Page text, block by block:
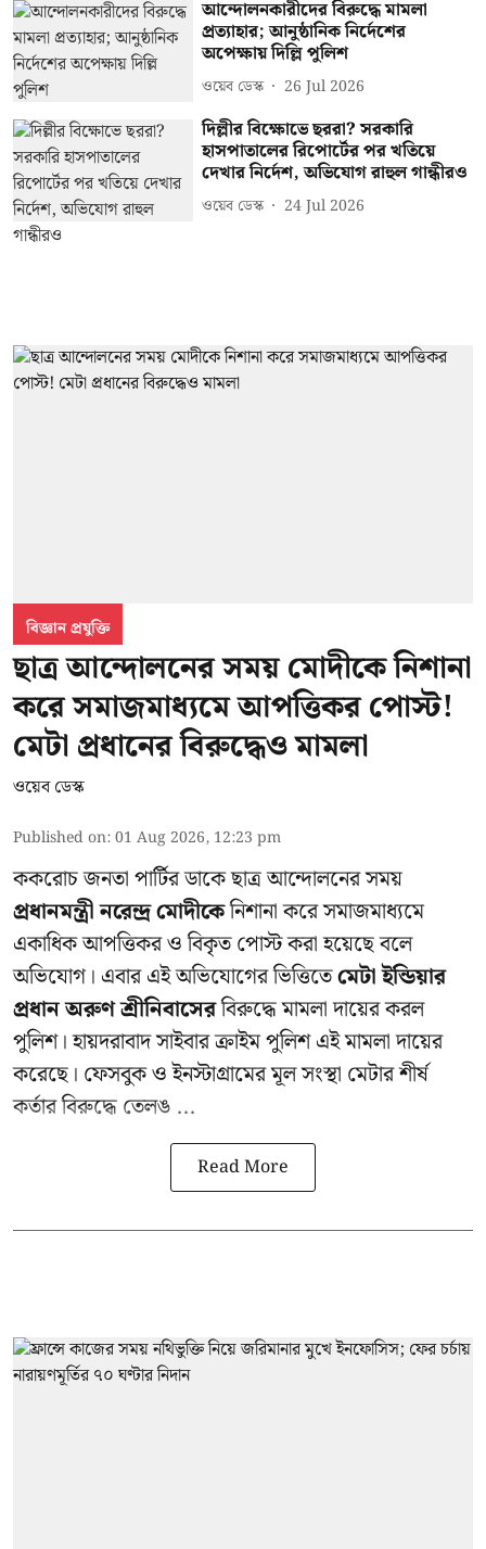
আন্দোলনকারীদের বিরুদ্ধে মামলা
প্রত্যাহার; আনুষ্ঠানিক নির্দেশের
অপেক্ষায় দিল্লি পুলিশ
ওয়েব ডেস্ক 26 Jul 2026
দিল্লীর বিক্ষোভে ছররা? সরকারি
হাসপাতালের রিপোর্টের পর খতিয়ে
দেখার নির্দেশ, অভিযোগ রাহুল গান্ধীরও
ওয়েব ডেস্ক 24 Jul 2026
বিজ্ঞান প্রযুক্তি
ছাত্র আন্দোলনের সময় মোদীকে নিশানা
করে সমাজমাধ্যমে আপত্তিকর পোস্ট!
মেটা প্রধানের বিরুদ্ধেও মামলা
ওয়েব ডেস্ক
Published on:01 Aug 2026, 12:23 pm
ককরোচ জনতা পার্টির ডাকে ছাত্র আন্দোলনের সময়
প্রধানমন্ত্রী নরেন্দ্র মোদীকেনিশানা করে সমাজমাধ্যমে
একাধিক আপত্তিকর ও বিকৃত পোস্ট করা হয়েছে বলে
অভিযোগ। এবার এই অভিযোগের ভিত্তিতেমেটা ইন্ডিয়ার
প্রধান অরুণ শ্রীনিবাসেরবিরুদ্ধে মামলা দায়ের করল
পুলিশ। হায়দরাবাদ সাইবার ক্রাইম পুলিশ এই মামলা দায়ের
করেছে। ফেসবুক ও ইনস্টাগ্রামের মূল সংস্থা মেটার শীর্ষ
কর্তার বিরুদ্ধে তেলঙ ...
Read More